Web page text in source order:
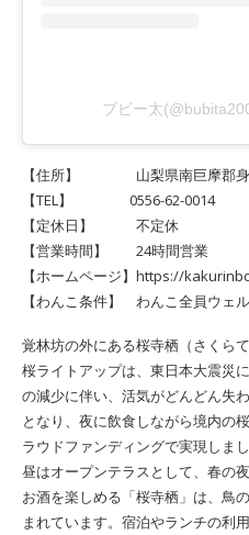
ブビー太
【住所】 山梨県南巨摩郡身
【TEL】 0556-62-0014
【定休日】 不定休
【営業時間】 24時間営業
【ホームページ】https://
【わんこ条件】 わんこ全員ウェ
覚林坊の外にある桜寺栖（さくら
桜ライトアップは、東日本大震災
の減少に伴い、活気がどんどん失
となり、夜に飲食しながら境内の
ラウドファンディングで実現しまし
昼はオープンテラスとして、春の
お酒を楽しめる「桜寺栖」は、鳥
まれています。宿泊やランチの利